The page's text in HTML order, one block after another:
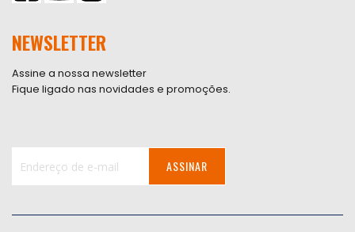
NEWSLETTER
Assine a nossa newsletter
Fique ligado nas novidades e promoções.
ASSINAR